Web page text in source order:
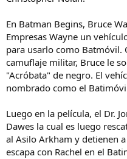
En Batman Begins, Bruce
Empresas Wayne un
para usarlo como
camuflaje militar, Bruce le
"Acróbata" de negro. El
nombrado como el
Luego en la película, el Dr.
Dawes la cual es luego
al Asilo Arkham y detienen
escapa con Rachel en el